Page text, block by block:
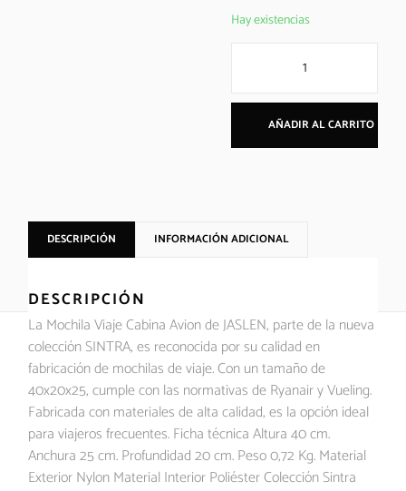
Hay existencias
AÑADIR AL CARRITO
DESCRIPCIÓN INFORMACIÓN ADICIONAL
DESCRIPCIÓN
La Mochila Viaje Cabina Avion de JASLEN, parte de la nueva
colección SINTRA, es reconocida por su calidad en
fabricación de mochilas de viaje. Con un tamaño de
40x20x25, cumple con las normativas de Ryanair y Vueling.
Fabricada con materiales de alta calidad, es la opción ideal
para viajeros frecuentes. Ficha técnica Altura 40 cm.
Anchura 25 cm. Profundidad 20 cm. Peso 0,72 Kg. Material
Exterior Nylon Material Interior Poliéster Colección Sintra